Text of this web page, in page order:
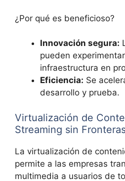
¿Por qué es beneficioso?
Innovación segura:
pueden
infraestructura en
Eficiencia: Se
desarrollo y prueba.
Virtualización de
Streaming sin
La virtualización de
permite a las empresas
multimedia a usuarios de